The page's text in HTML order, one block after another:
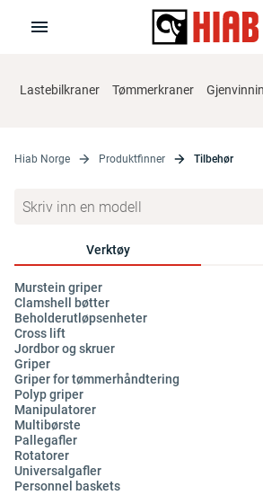
Lastebilkraner Tømmerkraner
Hiab Norge Produktfinner Tilbehør
Verktøy
Murstein griper
Clamshell bøtter
Beholderutløpsenheter
Cross lift
Jordbor og skruer
Griper
Griper for tømmerhåndtering
Polyp griper
Manipulatorer
Multibørste
Pallegafler
Rotatorer
Universalgafler
Personnel baskets